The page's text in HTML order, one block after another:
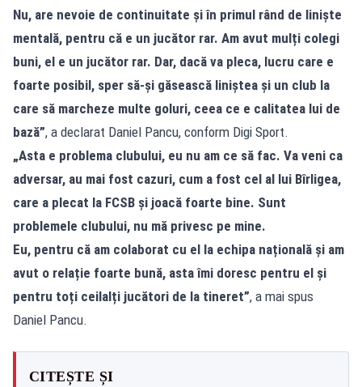
Nu, are nevoie de continuitate și în primul rând de liniște
mentală, pentru că e un jucător rar. Am avut mulți colegi
buni, el e un jucător rar. Dar, dacă va pleca, lucru care e
foarte posibil, sper să-și găsească liniștea și un club la
care să marcheze multe goluri, ceea ce e calitatea lui de
bază”, a declarat Daniel Pancu, conform Digi Sport.
„Asta e problema clubului, eu nu am ce să fac. Va veni ca
adversar, au mai fost cazuri, cum a fost cel al lui Bîrligea,
care a plecat la FCSB și joacă foarte bine. Sunt
problemele clubului, nu mă privesc pe mine.
Eu, pentru că am colaborat cu el la echipa națională și am
avut o relație foarte bună, asta îmi doresc pentru el și
pentru toți ceilalți jucători de la tineret”, a mai spus
Daniel Pancu.
CITEȘTE ȘI